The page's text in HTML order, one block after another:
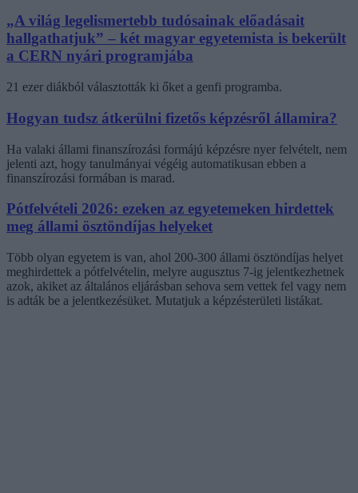
„A világ legelismertebb tudósainak előadásait
hallgathatjuk” – két magyar egyetemista is bekerült
a CERN nyári programjába
21 ezer diákból választották ki őket a genfi programba.
Hogyan tudsz átkerülni fizetős képzésről államira?
Ha valaki állami finanszírozási formájú képzésre nyer felvételt, nem
jelenti azt, hogy tanulmányai végéig automatikusan ebben a
finanszírozási formában is marad.
Pótfelvételi 2026: ezeken az egyetemeken hirdettek
meg állami ösztöndíjas helyeket
Több olyan egyetem is van, ahol 200-300 állami ösztöndíjas helyet
meghirdettek a pótfelvételin, melyre augusztus 7-ig jelentkezhetnek
azok, akiket az általános eljárásban sehova sem vettek fel vagy nem
is adták be a jelentkezésüket. Mutatjuk a képzésterületi listákat.